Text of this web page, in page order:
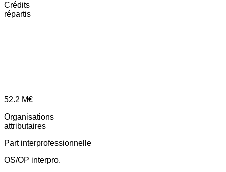
Crédits
répartis
52.2 M€
Organisations
attributaires
Part interprofessionnelle
OS/OP interpro.